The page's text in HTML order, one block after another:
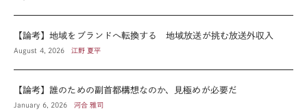
【論考】地域をブランドへ転換する 地域放送が挑む放送外収入
August 4, 2026 江野 夏平
【論考】誰のための副首都構想なのか、見極めが必要だ
January 6, 2026 河合 雅司